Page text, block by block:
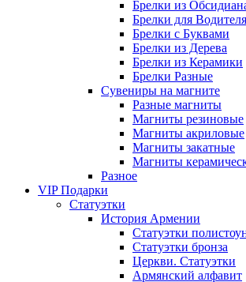
Брелки из
Брелки для Водителя
Брелки с Буквами
Брелки из Дерева
Брелки из Керамики
Брелки Разные
Сувениры на магните
Разные магниты
Магниты резиновые
Магниты акриловые
Магниты закатные
Магниты
Разное
VIP Подарки
Статуэтки
История Армении
Статуэтки
Статуэтки бронза
Церкви. Статуэтки
Армянский алфавит